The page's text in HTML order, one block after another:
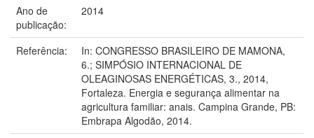
Ano de
publicação:
2014
Referência:
In: CONGRESSO BRASILEIRO DE MAMONA,
6.; SIMPÓSIO INTERNACIONAL DE
OLEAGINOSAS ENERGÉTICAS, 3., 2014,
Fortaleza. Energia e segurança alimentar na
agricultura familiar: anais. Campina Grande, PB:
Embrapa Algodão, 2014.